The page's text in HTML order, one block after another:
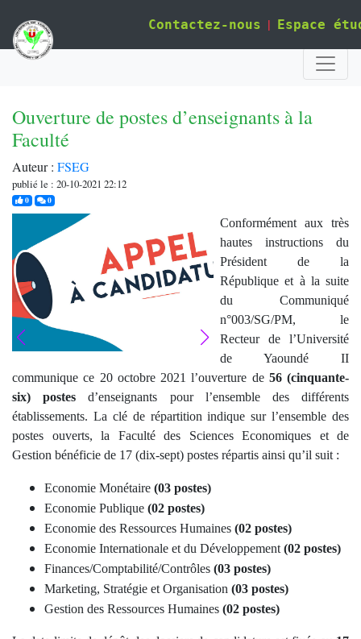
Contactez-nous | Espace
Ouverture de postes d’enseignants à la
Faculté
Auteur : FSEG
publié le : 20-10-2021 22:12
0j'aime0commentaires
Conformément aux très
hautes instructions du
Président de la
République et à la suite
du Communiqué
n°003/SG/PM, le
Recteur de l’Université
de Yaoundé II
communique ce 20 octobre 2021 l’ouverture de 56 (cinquante-
six) postes d’enseignants pour l’ensemble des différents
établissements. La clé de répartition indique sur l’ensemble des
postes ouverts, la Faculté des Sciences Economiques et de
Gestion bénéficie de 17 (dix-sept) postes répartis ainsi qu’il suit :
Economie Monétaire (03 postes)
Economie Publique (02 postes)
Economie des Ressources Humaines (02 postes)
Economie Internationale et du Développement (02 postes)
Finances/Comptabilité/Contrôles (03 postes)
Marketing, Stratégie et Organisation (03 postes)
Gestion des Ressources Humaines (02 postes)